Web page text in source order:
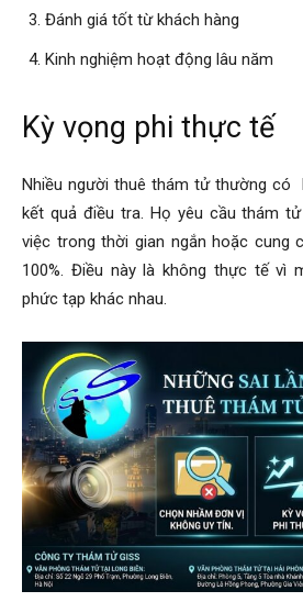
tham
phong,
văn
Đánh giá tốt từ khách hàng
Kinh nghiệm hoạt động lâu năm
Kỳ vọng phi thực tế
Nhiều người thuê thám tử thường có
kết quả điều tra. Họ yêu cầu thám
việc trong thời gian ngắn hoặc cung
100%. Điều này là không thực tế vì
phức tạp khác nhau.